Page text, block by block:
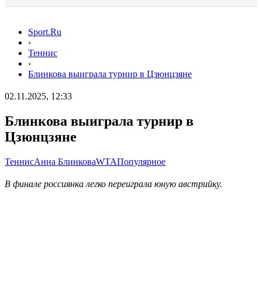
Sport.Ru
›
Теннис
›
Блинкова выиграла турнир в Цзюнцзяне
02.11.2025, 12:33
Блинкова выиграла турнир в
Цзюнцзяне
ТеннисАнна БлинковаWTAПопулярное
В финале россиянка легко переиграла юную австрийку.